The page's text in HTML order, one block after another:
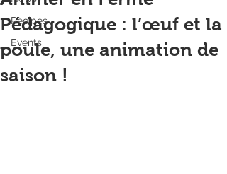
Recipes
Events
Pédagogique : l’œuf et la
poule, une animation de
saison !